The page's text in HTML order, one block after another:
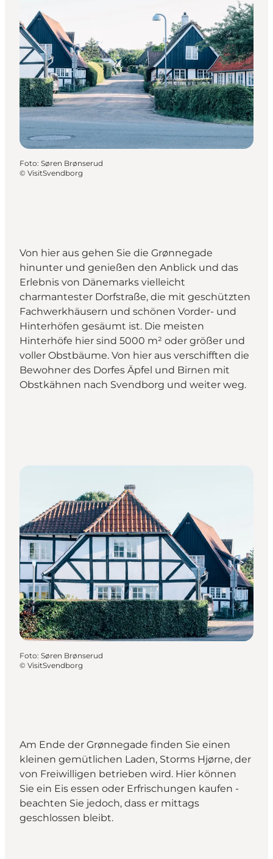
Foto: Søren Brønserud
© VisitSvendborg
Von hier aus gehen Sie die Grønnegade
hinunter und genießen den Anblick und das
Erlebnis von Dänemarks vielleicht
charmantester Dorfstraße, die mit geschützten
Fachwerkhäusern und schönen Vorder- und
Hinterhöfen gesäumt ist. Die meisten
Hinterhöfe hier sind 5000 m² oder größer und
voller Obstbäume. Von hier aus verschifften die
Bewohner des Dorfes Äpfel und Birnen mit
Obstkähnen nach Svendborg und weiter weg.
Foto: Søren Brønserud
© VisitSvendborg
Am Ende der Grønnegade finden Sie einen
kleinen gemütlichen Laden, Storms Hjørne, der
von Freiwilligen betrieben wird. Hier können
Sie ein Eis essen oder Erfrischungen kaufen -
beachten Sie jedoch, dass er mittags
geschlossen bleibt.